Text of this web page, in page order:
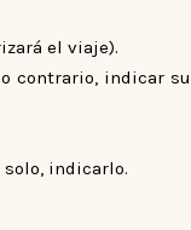
el viaje).
contrario, indicar su
solo, indicarlo.